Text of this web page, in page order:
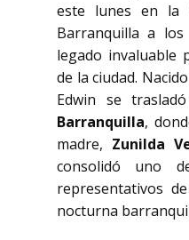
este lunes en la
Barranquilla a los
legado invaluable
de la ciudad.
Edwin se
Barranquilla,
madre, Zunilda
consolidó uno
representativos
nocturna